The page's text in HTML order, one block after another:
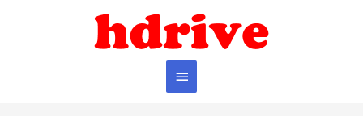
Главное